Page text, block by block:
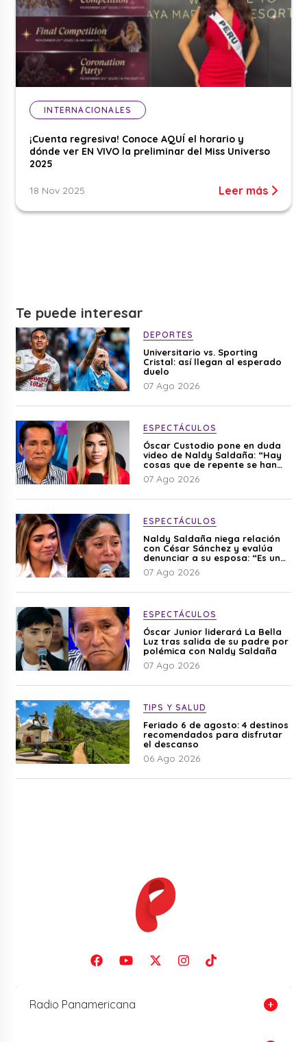
INTERNACIONALES
¡Cuenta regresiva! Conoce AQUÍ el horario y
dónde ver EN VIVO la preliminar del Miss Universo
2025
18 Nov 2025 Leer más
Te puede interesar
DEPORTES
Universitario vs. Sporting
Cristal: así llegan al esperado
duelo
07 Ago 2026
ESPECTÁCULOS
Óscar Custodio pone en duda
video de Naldy Saldaña: “Hay
cosas que de repente se han
editado”
07 Ago 2026
ESPECTÁCULOS
Naldy Saldaña niega relación
con César Sánchez y evalúa
denunciar a su esposa: “Es una
difamación”
07 Ago 2026
ESPECTÁCULOS
Óscar Junior liderará La Bella
Luz tras salida de su padre por
polémica con Naldy Saldaña
07 Ago 2026
TIPS Y SALUD
Feriado 6 de agosto: 4 destinos
recomendados para disfrutar
el descanso
06 Ago 2026
Radio Panamericana